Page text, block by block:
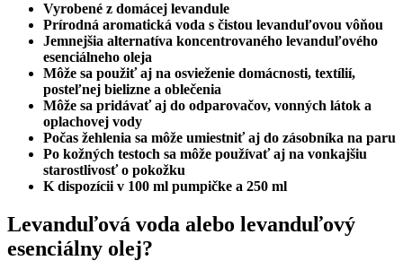
Vyrobené z domácej levandule
Prírodná aromatická voda s čistou levanduľovou vôňou
Jemnejšia alternatíva koncentrovaného levanduľového
esenciálneho oleja
Môže sa použiť aj na osvieženie domácnosti, textílií,
posteľnej bielizne a oblečenia
Môže sa pridávať aj do odparovačov, vonných látok a
oplachovej vody
Počas žehlenia sa môže umiestniť aj do zásobníka na paru
Po kožných testoch sa môže používať aj na vonkajšiu
starostlivosť o pokožku
K dispozícii v 100 ml pumpičke a 250 ml
Levanduľová voda alebo levanduľový
esenciálny olej?